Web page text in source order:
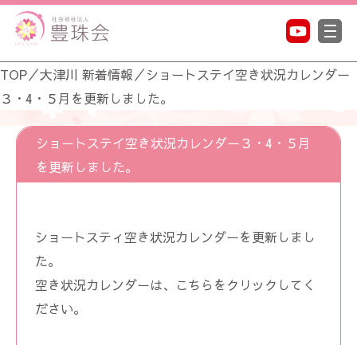
TOP／大津川 新着情報／ショートステイ空き状況カレンダー
３・4・５月を更新しました。
ショートステイ空き状況カレンダー３・4・５月
を更新しました。
ショートスティ空き状況カレンダーを更新しまし
た。
空き状況カレンダーは、
こちら をクリックしてく
ださい。